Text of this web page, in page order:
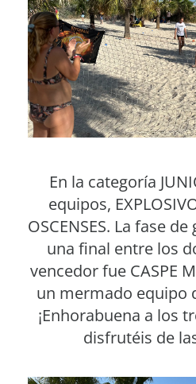
En la categoría
equipos,
OSCENSES. La fase
una final entre los
vencedor fue CASPE
un mermado equipo
¡Enhorabuena a los
disfrutéis de